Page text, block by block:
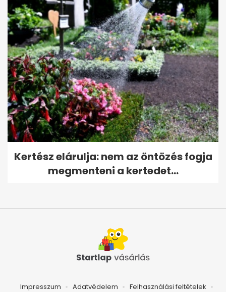
Kertész elárulja: nem az öntözés fogja
megmenteni a kertedet...
Impresszum Adatvédelem Felhasználási feltételek